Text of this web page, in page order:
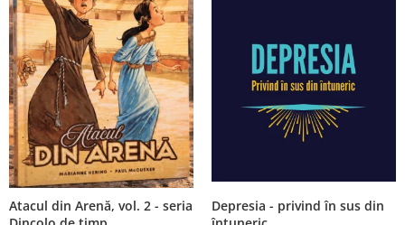
Atacul din Arenă, vol. 2 - seria
Depresia - privind în sus din